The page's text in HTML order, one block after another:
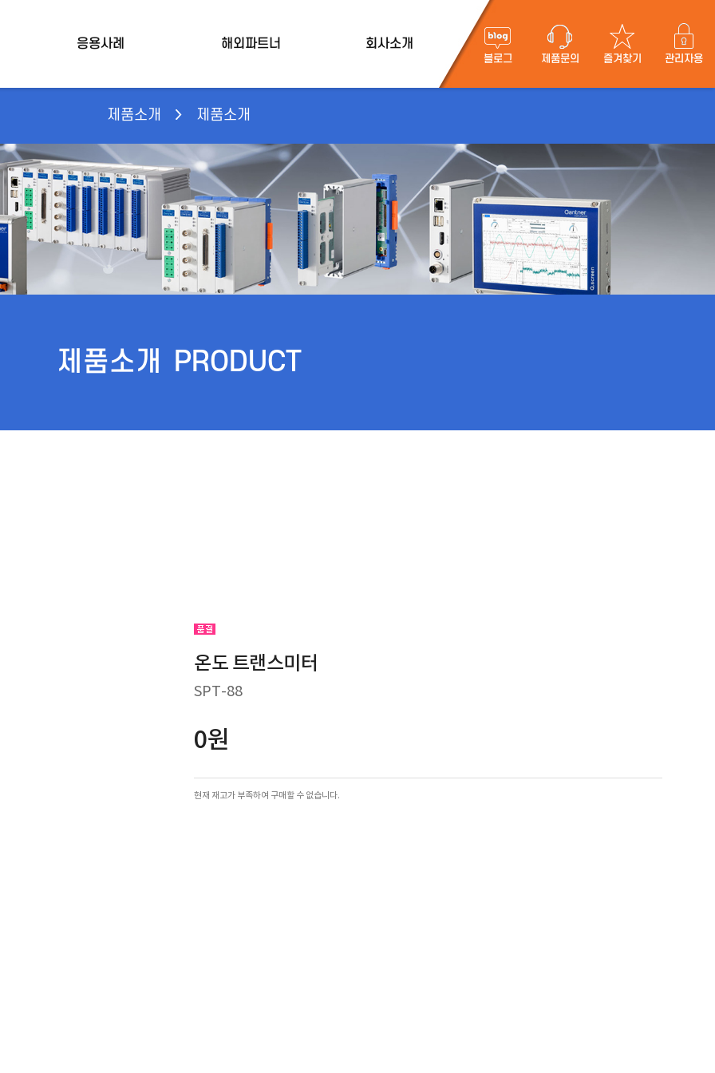
응용사례 해외파트너 회사소개
블로그 제품문의 즐겨찾기 관리자용
제품소개 제품소개
제품소개 PRODUCT
온도 트랜스미터
SPT-88
0원
현재 재고가 부족하여 구매할 수 없습니다.